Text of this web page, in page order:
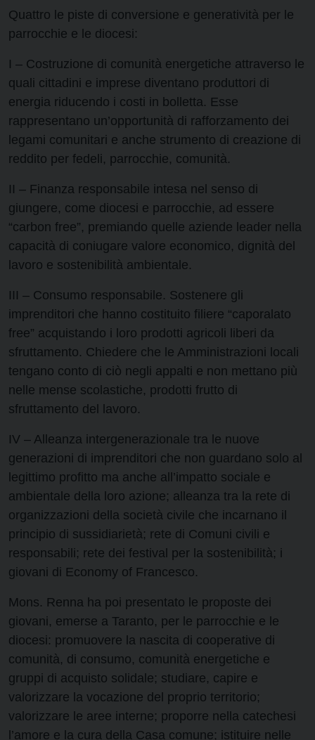
Quattro le piste di conversione e generatività per le
parrocchie e le diocesi:
I – Costruzione di comunità energetiche attraverso le
quali cittadini e imprese diventano produttori di
energia riducendo i costi in bolletta. Esse
rappresentano un’opportunità di rafforzamento dei
legami comunitari e anche strumento di creazione di
reddito per fedeli, parrocchie, comunità.
II – Finanza responsabile intesa nel senso di
giungere, come diocesi e parrocchie, ad essere
“carbon free”, premiando quelle aziende leader nella
capacità di coniugare valore economico, dignità del
lavoro e sostenibilità ambientale.
III – Consumo responsabile. Sostenere gli
imprenditori che hanno costituito filiere “caporalato
free” acquistando i loro prodotti agricoli liberi da
sfruttamento. Chiedere che le Amministrazioni locali
tengano conto di ciò negli appalti e non mettano più
nelle mense scolastiche, prodotti frutto di
sfruttamento del lavoro.
IV – Alleanza intergenerazionale tra le nuove
generazioni di imprenditori che non guardano solo al
legittimo profitto ma anche all’impatto sociale e
ambientale della loro azione; alleanza tra la rete di
organizzazioni della società civile che incarnano il
principio di sussidiarietà; rete di Comuni civili e
responsabili; rete dei festival per la sostenibilità; i
giovani di Economy of Francesco.
Mons. Renna ha poi presentato le proposte dei
giovani, emerse a Taranto, per le parrocchie e le
diocesi: promuovere la nascita di cooperative di
comunità, di consumo, comunità energetiche e
gruppi di acquisto solidale; studiare, capire e
valorizzare la vocazione del proprio territorio;
valorizzare le aree interne; proporre nella catechesi
l’amore e la cura della Casa comune; istituire nelle